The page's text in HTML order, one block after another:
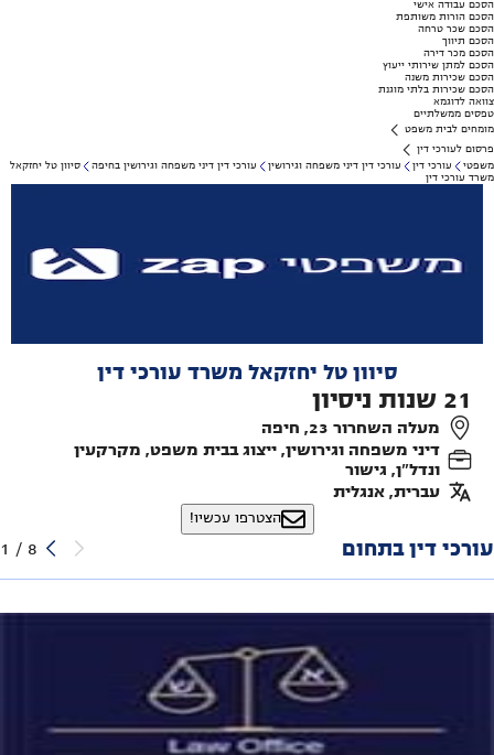
הסכם עבודה אישי
הסכם הורות משותפת
הסכם שכר טרחה
הסכם תיווך
הסכם מכר דירה
הסכם למתן שירותי ייעוץ
הסכם שכירות משנה
הסכם שכירות בלתי מוגנת
צוואה לדוגמא
טפסים ממשלתיים
מומחים לבית משפט
פרסום לעורכי דין
משפטי
עורכי דין עורכי דין דיני משפחה וגירושין עורכי דין דיני משפחה וגירושין בחיפה
סיוון טל יחזקאל
משרד עורכי דין
סיוון טל יחזקאל משרד עורכי דין
21 שנות ניסיון
מעלה השחרור 23, חיפה
דיני משפחה וגירושין, ייצוג בבית משפט, מקרקעין
ונדל"ן, גישור
עברית, אנגלית
הצטרפו עכשיו!
עורכי דין בתחום 8
/
1
דיני משפחה וגירושין, ייצוג בבית משפט, גישור